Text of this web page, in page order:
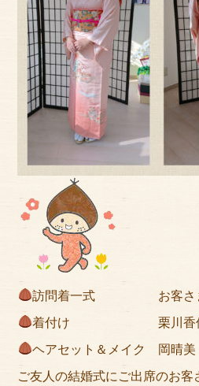
訪問着一式 お客さま
着付け 栗川香
ヘアセット＆メイク 岡晴美
ご友人の結婚式にご出席のお客